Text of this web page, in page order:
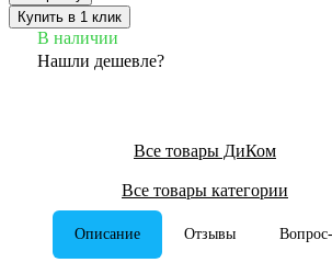
Купить в 1 клик
В наличии
Нашли дешевле?
Все товары ДиКом
Все товары категории
Описание Отзывы